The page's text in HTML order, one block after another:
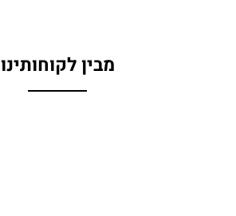
מבין לקוחותינו